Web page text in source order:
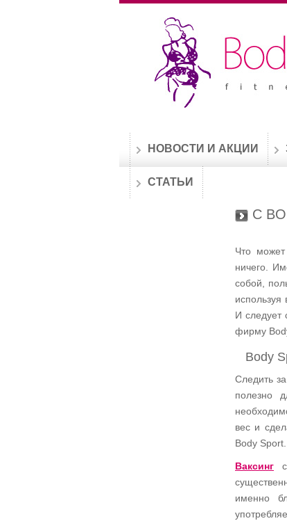
НОВОСТИ И АКЦИИ
СТАТЬИ
С
Что
ничего.
собой,
И следует
фирму
Body
Следить
полезно
вес и
Body
Ваксинг
именно